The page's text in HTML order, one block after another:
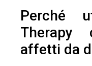
Perché
Therapy
affetti da